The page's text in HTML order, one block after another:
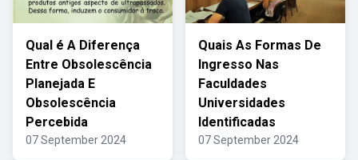
Qual é A Diferença
Entre Obsolescência
Planejada E
Obsolescência
Percebida
07 September 2024
Quais As Formas De
Ingresso Nas
Faculdades
Universidades
Identificadas
07 September 2024